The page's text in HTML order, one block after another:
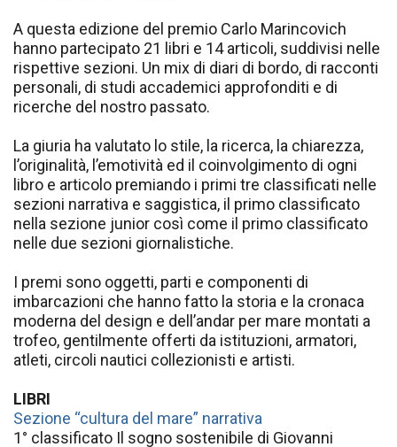
A questa edizione del premio Carlo Marincovich
hanno partecipato 21 libri e 14 articoli, suddivisi nelle
rispettive sezioni. Un mix di diari di bordo, di racconti
personali, di studi accademici approfonditi e di
ricerche del nostro passato.
La giuria ha valutato lo stile, la ricerca, la chiarezza,
l’originalità, l’emotività ed il coinvolgimento di ogni
libro e articolo premiando i primi tre classificati nelle
sezioni narrativa e saggistica, il primo classificato
nella sezione junior così come il primo classificato
nelle due sezioni giornalistiche.
I premi sono oggetti, parti e componenti di
imbarcazioni che hanno fatto la storia e la cronaca
moderna del design e dell’andar per mare montati a
trofeo, gentilmente offerti da istituzioni, armatori,
atleti, circoli nautici collezionisti e artisti.
LIBRI
Sezione “cultura del mare” narrativa
1° classificato Il sogno sostenibile di Giovanni